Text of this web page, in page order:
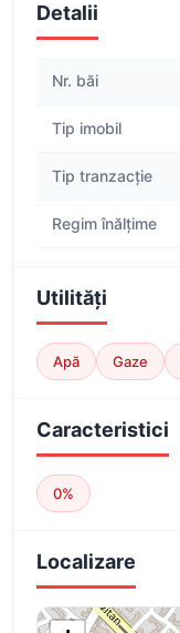
Detalii
Nr. băi
Tip imobil
Tip tranzacție
Regim înălțime
Utilități
Apă Gaze
Caracteristici
0%
Localizare